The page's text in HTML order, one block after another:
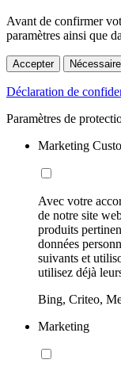
Avant de confirmer
paramètres ainsi que
Accepter
Déclaration de
Paramètres de
Marketing
Avec votre
de notre site
produits
données
suivants et
utilisez déjà
Bing, Criteo,
Marketing